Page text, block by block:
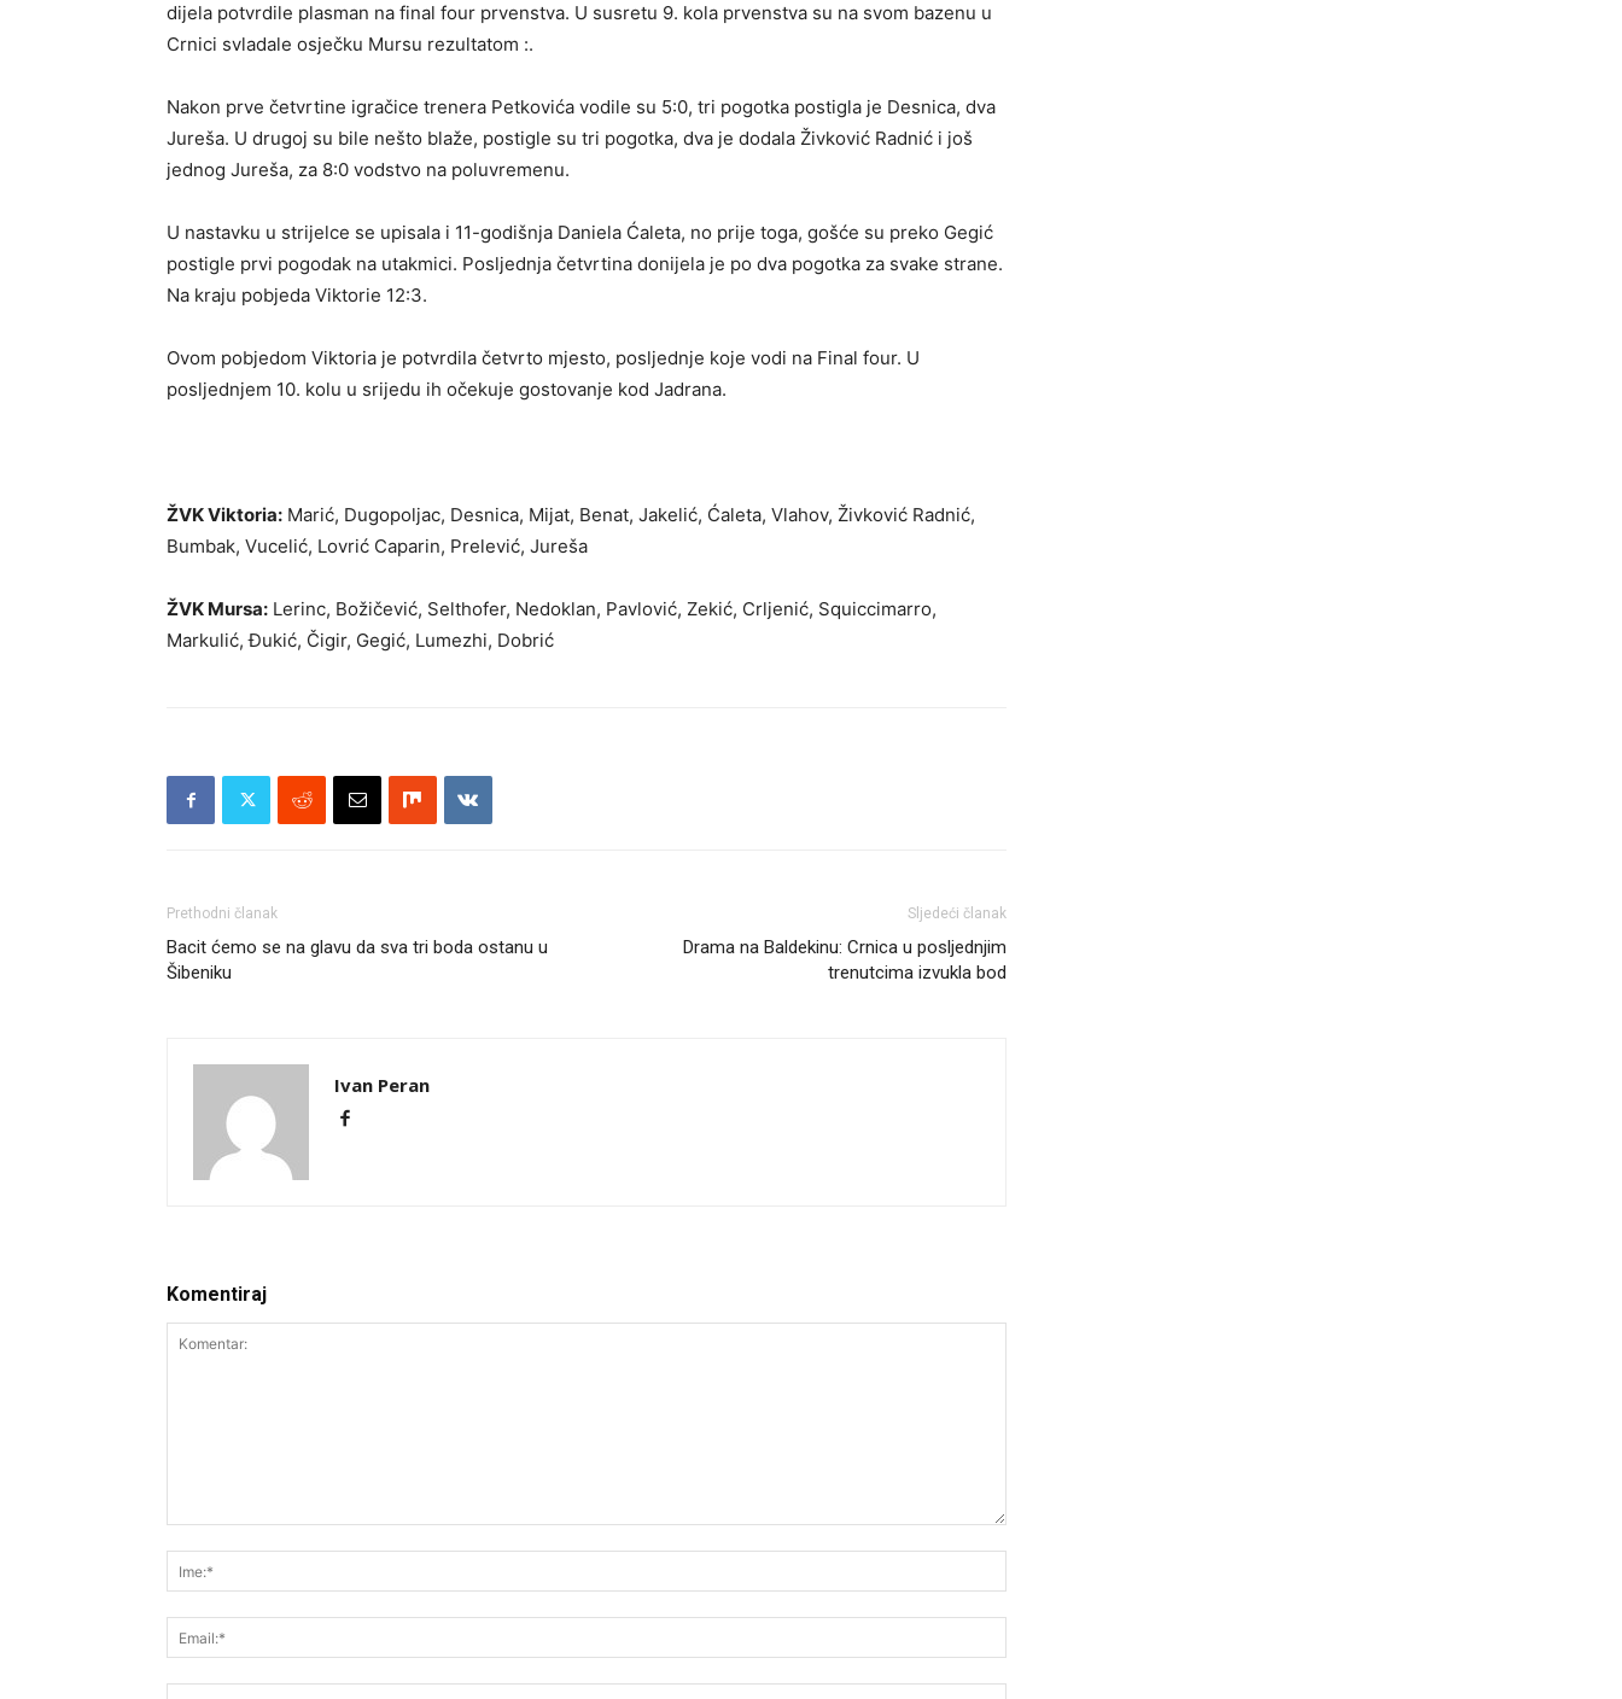
dijela potvrdile plasman na final four prvenstva. U susretu 9. kola prvenstva su na svom bazenu u
Crnici svladale osječku Mursu rezultatom :.
Nakon prve četvrtine igračice trenera Petkovića vodile su 5:0, tri pogotka postigla je Desnica, dva
Jureša. U drugoj su bile nešto blaže, postigle su tri pogotka, dva je dodala Živković Radnić i još
jednog Jureša, za 8:0 vodstvo na poluvremenu.
U nastavku u strijelce se upisala i 11-godišnja Daniela Ćaleta, no prije toga, gošće su preko Gegić
postigle prvi pogodak na utakmici. Posljednja četvrtina donijela je po dva pogotka za svake strane.
Na kraju pobjeda Viktorie 12:3.
Ovom pobjedom Viktoria je potvrdila četvrto mjesto, posljednje koje vodi na Final four. U
posljednjem 10. kolu u srijedu ih očekuje gostovanje kod Jadrana.
ŽVK Viktoria: Marić, Dugopoljac, Desnica, Mijat, Benat, Jakelić, Ćaleta, Vlahov, Živković Radnić,
Bumbak, Vucelić, Lovrić Caparin, Prelević, Jureša
ŽVK Mursa: Lerinc, Božičević, Selthofer, Nedoklan, Pavlović, Zekić, Crljenić, Squiccimarro,
Markulić, Đukić, Čigir, Gegić, Lumezhi, Dobrić
Prethodni članak
Bacit ćemo se na glavu da sva tri boda ostanu u
Šibeniku
Sljedeći članak
Drama na Baldekinu: Crnica u posljednjim
trenutcima izvukla bod
Ivan Peran
Komentiraj